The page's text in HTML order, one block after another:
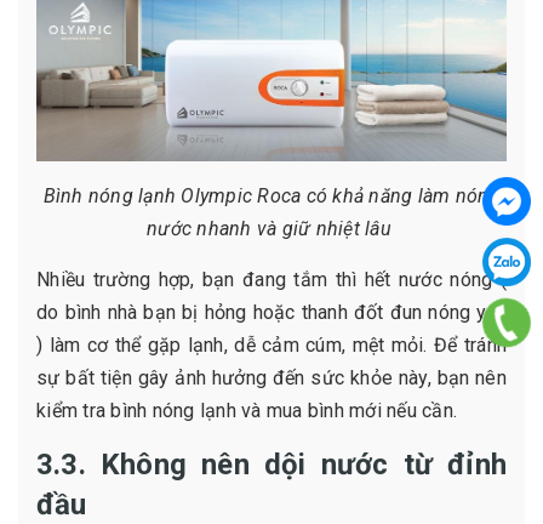
Bình nóng lạnh Olympic Roca có khả năng làm nóng
nước nhanh và giữ nhiệt lâu
Nhiều trường hợp, bạn đang tắm thì hết nước nóng (
do bình nhà bạn bị hỏng hoặc thanh đốt đun nóng yếu
) làm cơ thể gặp lạnh, dễ cảm cúm, mệt mỏi. Để tránh
sự bất tiện gây ảnh hưởng đến sức khỏe này, bạn nên
kiểm tra bình nóng lạnh và mua bình mới nếu cần.
3.3. Không nên dội nước từ đỉnh
đầu